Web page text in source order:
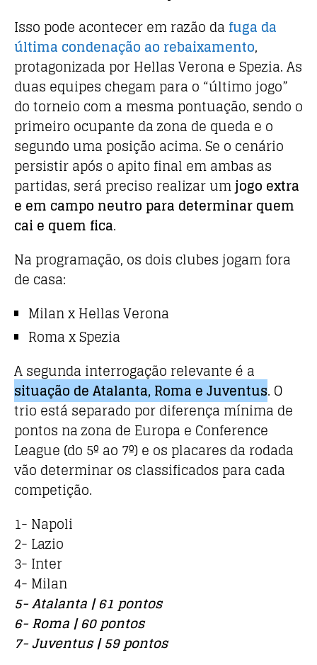
Isso pode acontecer em razão da fuga da
última condenação ao rebaixamento,
protagonizada por Hellas Verona e Spezia. As
duas equipes chegam para o “último jogo”
do torneio com a mesma pontuação, sendo o
primeiro ocupante da zona de queda e o
segundo uma posição acima. Se o cenário
persistir após o apito final em ambas as
partidas, será preciso realizar umjogo extra
e em campo neutro para determinar quem
cai e quem fica.
Na programação, os dois clubes jogam fora
de casa:
Milan x Hellas Verona
Roma x Spezia
A segunda interrogação relevante é a
situação de Atalanta, Roma e Juventus. O
trio está separado por diferença mínima de
pontos na zona de Europa e Conference
League (do 5º ao 7º) e os placares da rodada
vão determinar os classificados para cada
competição.
1- Napoli
2- Lazio
3- Inter
4- Milan
5- Atalanta | 61 pontos
6- Roma | 60 pontos
7- Juventus | 59 pontos